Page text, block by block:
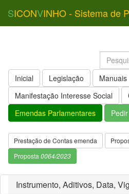
SICONVINHO - Sistema de
Inicial Legislação Manuais
Manifestação Interesse Social
Emendas Parlamentares
Prestação de Contas emenda
Proposta 0064/2023
Instrumento, Aditivos, Data,